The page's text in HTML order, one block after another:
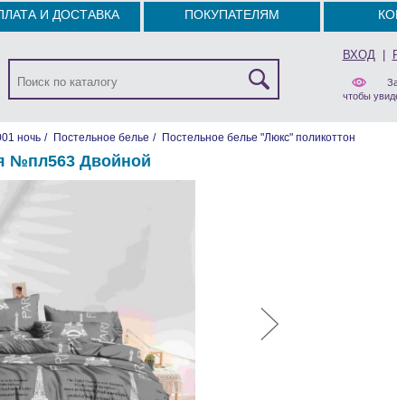
И ДОСТАВКА ПОКУПАТЕЛЯМ
ВХОД|
чтобы
ночь / Постельное белье / Постельное белье "Люкс" поликоттон
№пл563 Двойной